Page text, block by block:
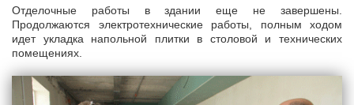
Отделочные работы в здании еще не завершены.
Продолжаются электротехнические работы, полным ходом
идет укладка напольной плитки в столовой и технических
помещениях.